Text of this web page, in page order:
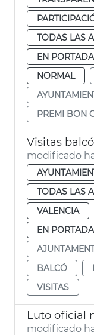
TODAS LAS
EN PORTADA
NORMAL
PREMI BON
Visitas
modificado
TODAS LAS
VALENCIA
EN
BALCÓ
VISITAS
modificado